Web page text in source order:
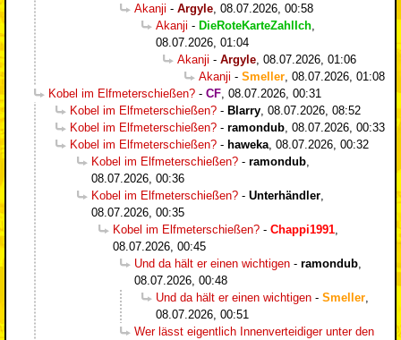
Akanji - Argyle 08.07.2026, 00:58
Akanji - DieRoteKarteZahlIch
08.07.2026, 01:04
Akanji - Argyle 08.07.2026, 01:06
Akanji - Smeller 08.07.2026, 01:08
Kobel im Elfmeterschießen? - CF 08.07.2026, 00:31
Kobel im Elfmeterschießen? - Blarry 08.07.2026, 08:52
Kobel im Elfmeterschießen? - ramondub 08.07.2026, 00:33
Kobel im Elfmeterschießen? - haweka 08.07.2026, 00:32
Kobel im Elfmeterschießen? - ramondub
08.07.2026, 00:36
Kobel im Elfmeterschießen? - Unterhändler
08.07.2026, 00:35
Kobel im Elfmeterschießen? - Chappi1991
08.07.2026, 00:45
Und da hält er einen wichtigen - ramondub
08.07.2026, 00:48
Und da hält er einen wichtigen - Smeller
08.07.2026, 00:51
Wer lässt eigentlich Innenverteidiger unter den